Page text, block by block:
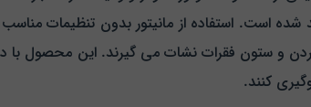
شده است. استفاده از مانیتور بدون تنظیمات
و ستون فقرات نشات می‌ گیرند. این محصول
کنند.